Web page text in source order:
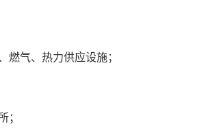
气、热力供应设施；
；